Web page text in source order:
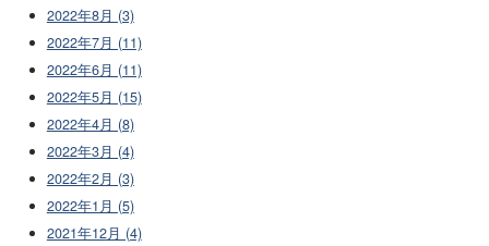
2022年8月 (3)
2022年7月 (11)
2022年6月 (11)
2022年5月 (15)
2022年4月 (8)
2022年3月 (4)
2022年2月 (3)
2022年1月 (5)
2021年12月 (4)